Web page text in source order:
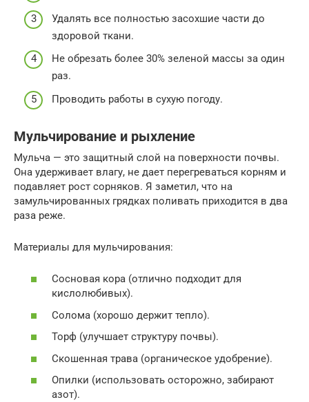
Удалять все полностью засохшие части до
здоровой ткани.
Не обрезать более 30% зеленой массы за один
раз.
Проводить работы в сухую погоду.
Мульчирование и рыхление
Мульча — это защитный слой на поверхности почвы.
Она удерживает влагу, не дает перегреваться корням и
подавляет рост сорняков. Я заметил, что на
замульчированных грядках поливать приходится в два
раза реже.
Материалы для мульчирования:
Сосновая кора (отлично подходит для
кислолюбивых).
Солома (хорошо держит тепло).
Торф (улучшает структуру почвы).
Скошенная трава (органическое удобрение).
Опилки (использовать осторожно, забирают
азот).